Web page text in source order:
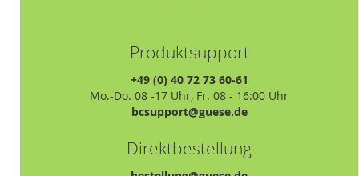
Produktsupport
+49 (0) 40 72 73 60-61
Mo.-Do. 08 -17 Uhr, Fr. 08 - 16:00 Uhr
bcsupport@guese.de
Direktbestellung